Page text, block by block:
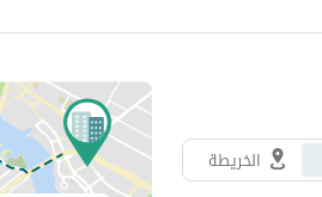
الخريطة